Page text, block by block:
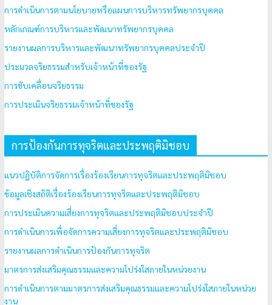
การดำเนินการตามนโยบายหรือแผนการบริหารทรัพยากรบุคคล
หลักเกณฑ์การบริหารและพัฒนาทรัพยากรบุคคล
รายงานผลการบริหารและพัฒนาทรัพยากรบุคคลประจำปี
ประมวลจริยธรรมสำหรับเจ้าหน้าที่ของรัฐ
การขับเคลื่อนจริยธรรม
การประเมินจริยธรรมเจ้าหน้าที่ของรัฐ
การป้องกันการทุจริตและประพฤติมิชอบ
แนวปฏิบัติการจัดการเรื่องร้องเรียนการทุจริตและประพฤติมิชอบ
ข้อมูลเชิงสถิติเรื่องร้องเรียนการทุจริตและประพฤติมิชอบ
การประเมินความเสี่ยงการทุจริตและประพฤติมิชอบประจำปี
การดำเนินการเพื่อจัดการความเสี่ยงการทุจริตและประพฤติมิชอบ
รายงานผลการดำเนินการป้องกันการทุจริต
มาตรการส่งเสริมคุณธรรมและความโปร่งใสภายในหน่วยงาน
การดำเนินการตามมาตรการส่งเสริมคุณธรรมและความโปร่งใสภายในหน่วย
งาน